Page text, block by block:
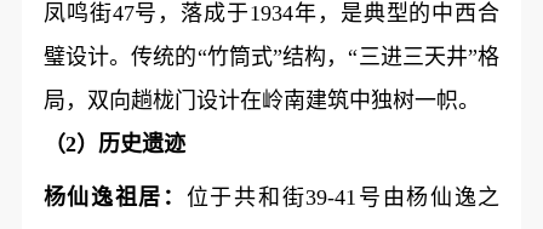
凤鸣街47号，落成于1934年，是典型的中西合
璧设计。传统的“竹筒式”结构，“三进三天井”格
局，双向趟栊门设计在岭南建筑中独树一帜。
（2）历史遗迹
杨仙逸祖居： 位于共和街39-41号由杨仙逸之